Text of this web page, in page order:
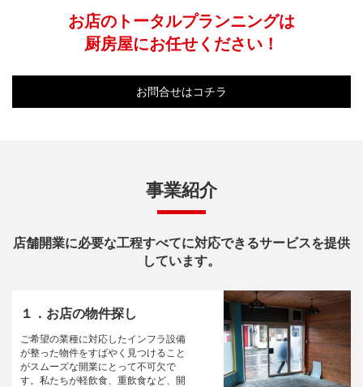
お店のトータルプランニングは
厨房屋にお任せください！
お問合せはコチラ
事業紹介
店舗開業に必要な工程すべてに対応できるサービスを提供
しています。
１．お店の物件探し
ご希望の業種に対応したインフラ設備
が整った物件をすばやく見つけること
がスムーズな開業にとって不可欠で
す。私たちが軽飲食、重飲食など、開